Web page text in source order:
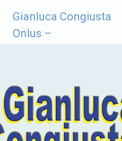
contenuto
Gianluca Congiusta
Onlus –